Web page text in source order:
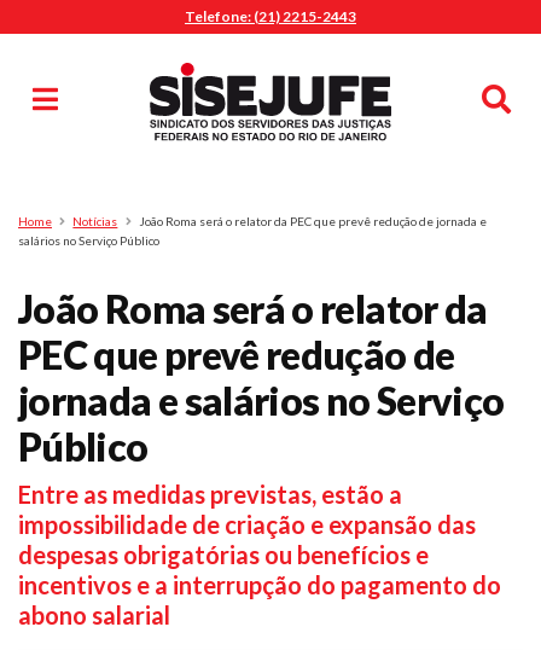
Telefone: (21) 2215-2443
Pesquisa
Home Notícias
João Roma será o relator da PEC que prevê redução de jornada e
salários no Serviço Público
João Roma será o relator da
PEC que prevê redução de
jornada e salários no Serviço
Público
Entre as medidas previstas, estão a
impossibilidade de criação e expansão das
despesas obrigatórias ou benefícios e
incentivos e a interrupção do pagamento do
abono salarial
MENU
Sindicalize-se
Jurídico
O Sindicato
Agenda
Casa do Alto
Sede Campestre
Nossos Convênios
Gympass Wellhub
Seguro Auto
Plano de Saúde
Assistência Funeral